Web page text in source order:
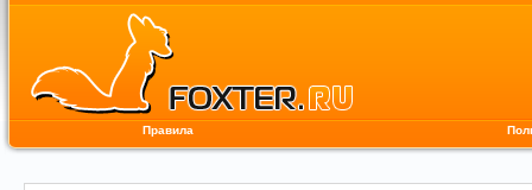
Правила